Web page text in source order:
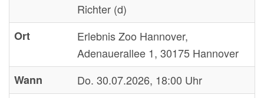
Richter (d)
Ort
Erlebnis Zoo Hannover,
Adenauerallee 1, 30175 Hannover
Wann
Do. 30.07.2026, 18:00 Uhr